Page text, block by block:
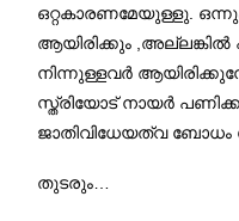
ഒറ്റകാരണമേയുള്ളു.
ആയിരിക്കും
നിന്നുള്ളവര്‍
സ്ത്രിയോട് നായര്‍
ജാതിവിധേയത്വ ബോധം
തുടരും…